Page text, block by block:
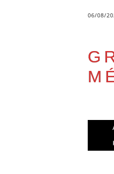
06/08/